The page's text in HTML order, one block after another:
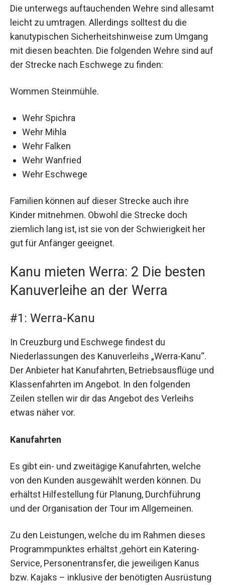
Die unterwegs auftauchenden Wehre sind allesamt
leicht zu umtragen. Allerdings solltest du die
kanutypischen Sicherheitshinweise zum Umgang
mit diesen beachten. Die folgenden Wehre sind auf
der Strecke nach Eschwege zu finden:
Wommen Steinmühle.
Wehr Spichra
Wehr Mihla
Wehr Falken
Wehr Wanfried
Wehr Eschwege
Familien können auf dieser Strecke auch ihre
Kinder mitnehmen. Obwohl die Strecke doch
ziemlich lang ist, ist sie von der Schwierigkeit her
gut für Anfänger geeignet.
Kanu mieten Werra: 2 Die besten
Kanuverleihe an der Werra
#1: Werra-Kanu
In Creuzburg und Eschwege findest du
Niederlassungen des Kanuverleihs „Werra-Kanu“.
Der Anbieter hat Kanufahrten, Betriebsausflüge und
Klassenfahrten im Angebot. In den folgenden
Zeilen stellen wir dir das Angebot des Verleihs
etwas näher vor.
Kanufahrten
Es gibt ein- und zweitägige Kanufahrten, welche
von den Kunden ausgewählt werden können. Du
erhältst Hilfestellung für Planung, Durchführung
und der Organisation der Tour im Allgemeinen.
Zu den Leistungen, welche du im Rahmen dieses
Programmpunktes erhältst ,gehört ein Katering-
Service, Personentransfer, die jeweiligen Kanus
bzw. Kajaks – inklusive der benötigten Ausrüstung